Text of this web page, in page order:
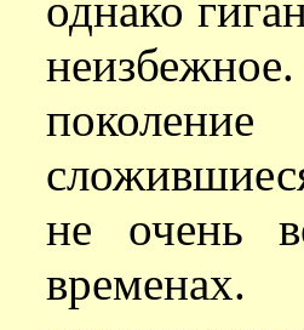
не очень
временах.